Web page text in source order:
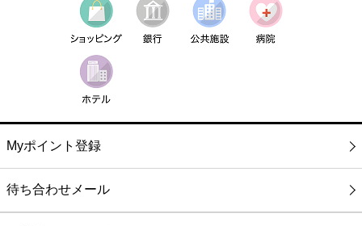
Myポイント登録
待ち合わせメール